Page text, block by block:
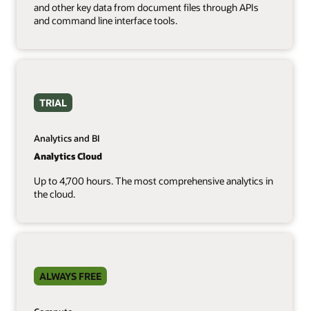
and other key data from document files through APIs
and command line interface tools.
TRIAL
Analytics and BI
Analytics Cloud
Up to 4,700 hours. The most comprehensive analytics in
the cloud.
ALWAYS FREE